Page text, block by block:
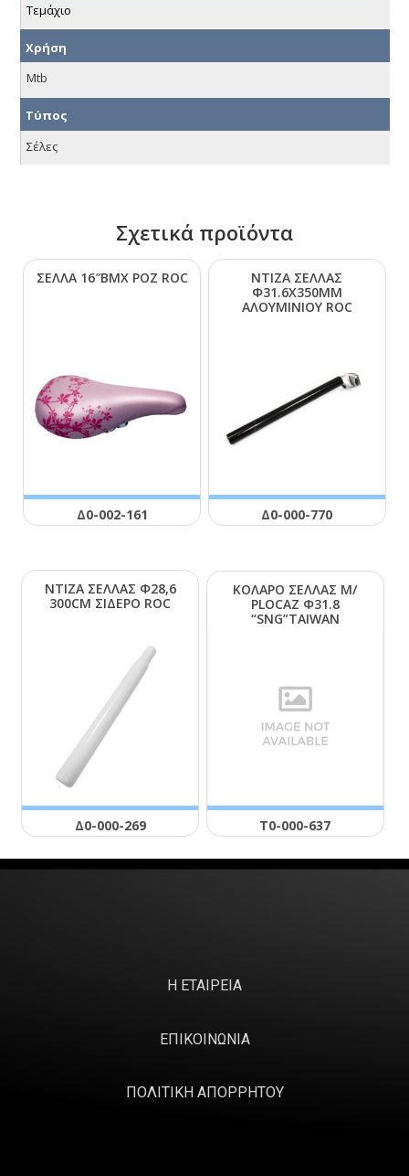
Τεμάχιο
Χρήση
Mtb
Τύπος
Σέλες
Σχετικά προϊόντα
ΣΕΛΛΑ 16″ΒΜΧ ΡΟΖ RΟC
Δ0-002-161
ΝΤΙΖΑ ΣΕΛΛΑΣ
Φ31.6Χ350ΜΜ
ΑΛΟΥΜΙΝΙΟΥ RΟC
Δ0-000-770
ΝΤΙΖΑ ΣΕΛΛΑΣ Φ28,6
300CΜ ΣΙΔΕΡΟ RΟC
Δ0-000-269
ΚΟΛΑΡΟ ΣΕΛΛΑΣ Μ/
ΡLΟCΑΖ Φ31.8
“SΝG”ΤΑΙWΑΝ
Τ0-000-637
Η ΕΤΑΙΡΕΙΑ
ΕΠΙΚΟΙΝΩΝΙΑ
ΠΟΛΙΤΙΚΗ ΑΠΟΡΡΗΤΟΥ